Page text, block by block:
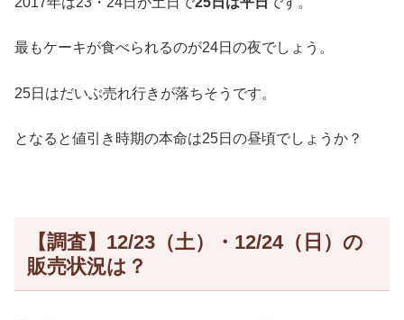
最もケーキが食べられるのが24日の夜でしょう。
25日はだいぶ売れ行きが落ちそうです。
となると値引き時期の本命は25日の昼頃でしょうか？
【調査】12/23（土）・12/24（日）の
販売状況は？